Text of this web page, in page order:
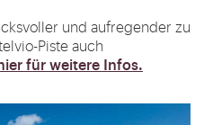
und aufregender zu
Piste auch
fürweitere Infos.